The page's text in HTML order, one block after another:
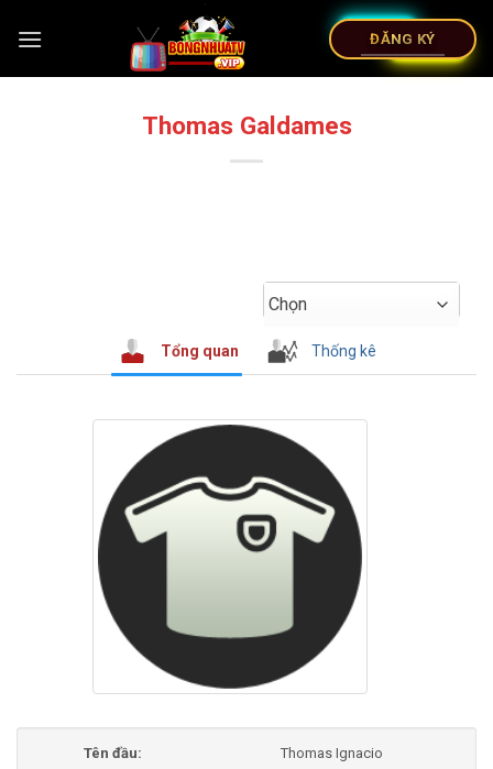
ĐĂNG KÝ
Thomas Galdames
Chọn
Tổng quan Thống kê
Tên đầu:
Thomas Ignacio